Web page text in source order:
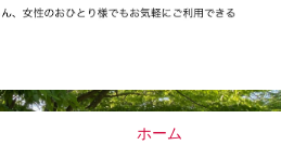
ホーム